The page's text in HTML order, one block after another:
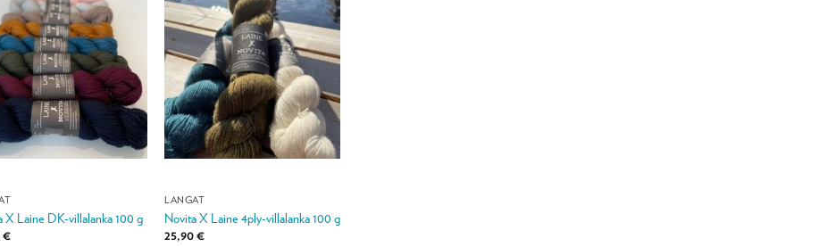
X Laine DK-villalanka 100 g
€
LANGAT
Novita X Laine 4ply-villalanka 100 g
25,90€